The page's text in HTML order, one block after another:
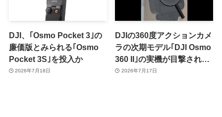
DJI、｢Osmo Pocket 3｣の
廉価版とみられる｢Osmo
Pocket 3S｣を投入か
2026年7月18日
DJIの360度アクションカメ
ラの次期モデル｢DJI Osmo
360 II｣の実機が目撃される
ｰ 8K/60fpsでの360度動画
2026年7月17日